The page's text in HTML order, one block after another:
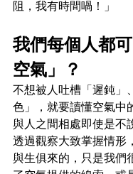
阻，我有時間喎！」
我們每個人都
空氣」？
不想被人吐槽「遲鈍」
色」，就要讀懂空氣中
與人之間相處即使是不
透過觀察大致掌握情形
與生俱來的，只是我們